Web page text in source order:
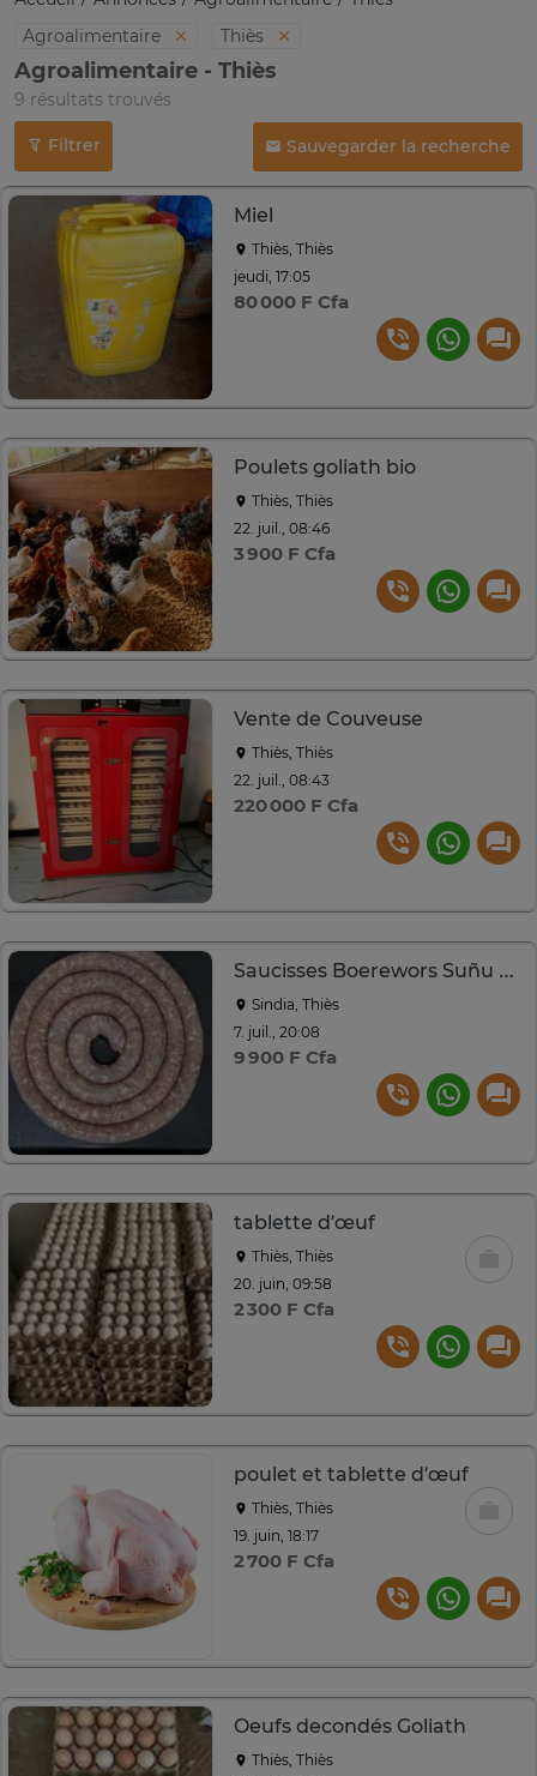
Agroalimentaire
Thiès
Agroalimentaire - Thiès
9 résultats trouvés
Filtrer Sauvegarder la recherche
Miel
Thiès, Thiès
jeudi, 17:05
80 000 F Cfa
Poulets goliath bio
Thiès, Thiès
22. juil., 08:46
3 900 F Cfa
Vente de Couveuse
Thiès, Thiès
22. juil., 08:43
220 000 F Cfa
Saucisses Boerewors Suñu Tool
Sindia, Thiès
7. juil., 20:08
9 900 F Cfa
tablette d’œuf
Thiès, Thiès
20. juin, 09:58
2 300 F Cfa
poulet et tablette d’œuf
Thiès, Thiès
19. juin, 18:17
2 700 F Cfa
Oeufs decondés Goliath
Thiès, Thiès